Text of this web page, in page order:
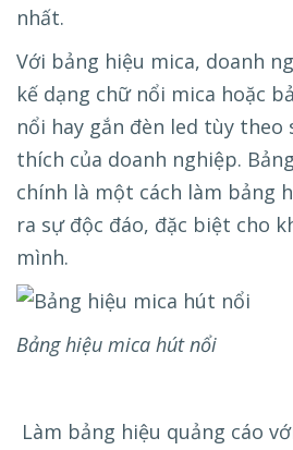
nhất.
Với bảng hiệu mica, doanh
kế dạng chữ nổi mica hoặc
nổi hay gắn đèn led tùy theo
thích của doanh nghiệp.
chính là một cách làm bảng
ra sự độc đáo, đặc biệt cho
mình.
Bảng hiệu mica hút nổi
Làm bảng hiệu quảng cáo